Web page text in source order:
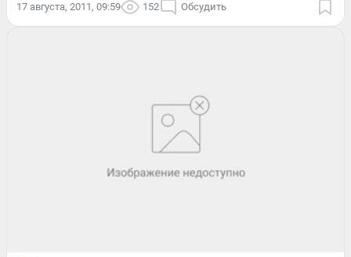
17 августа, 2011, 09:59 152 Обсудить